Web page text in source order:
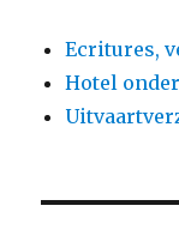
Ecritures,
Hotel